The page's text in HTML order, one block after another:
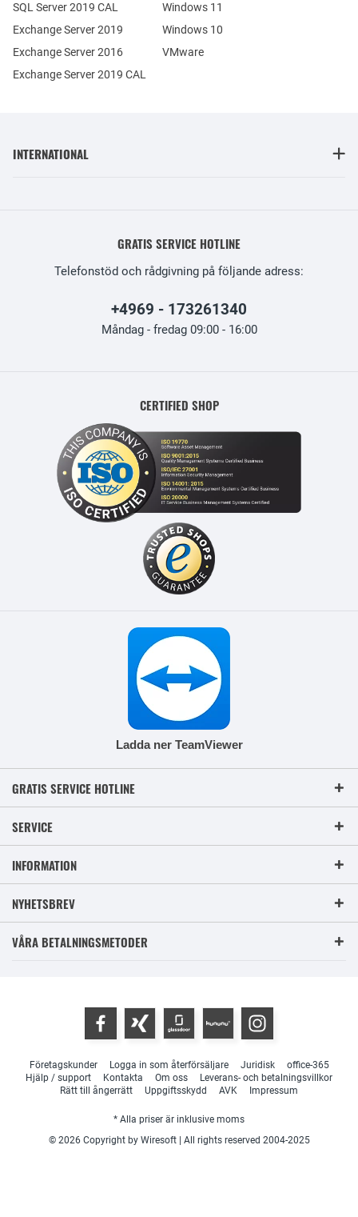
Exchange Server 2019
Exchange Server 2016
SQL Server 2019 CAL
Exchange Server 2019 CAL
Windows 11
Windows 10
VMware
INTERNATIONAL
GRATIS SERVICE HOTLINE
Telefonstöd och rådgivning på följande adress:
+4969 - 173261340
Måndag - fredag 09:00 - 16:00
CERTIFIED SHOP
Ladda ner TeamViewer
GRATIS SERVICE HOTLINE
SERVICE
INFORMATION
NYHETSBREV
VÅRA BETALNINGSMETODER
Företagskunder Logga in som återförsäljare Juridisk
office-365
Hjälp / support
Kontakta Om oss
Leverans- och betalningsvillkor
Rätt till ångerrätt
Uppgiftsskydd AVK Impressum
* Alla priser är inklusive moms
© 2026 Copyright by Wiresoft | All rights reserved 2004-2025